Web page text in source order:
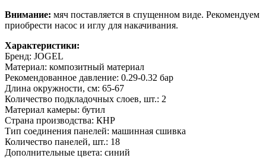
Внимание: мяч поставляется в спущенном виде. Рекомендуем
приобрести насос и иглу для накачивания.
Характеристики:
Бренд: JOGEL
Материал: композитный материал
Рекомендованное давление: 0.29-0.32 бар
Длина окружности, см: 65-67
Количество подкладочных слоев, шт.: 2
Материал камеры: бутил
Страна производства: КНР
Тип соединения панелей: машинная сшивка
Количество панелей, шт.: 18
Дополнительные цвета: синий